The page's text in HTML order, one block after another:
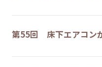
第55回 床下エアコン